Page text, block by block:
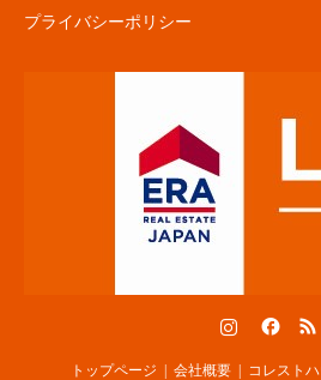
プライバシーポリシー
トップページ 会社概要
コレスト